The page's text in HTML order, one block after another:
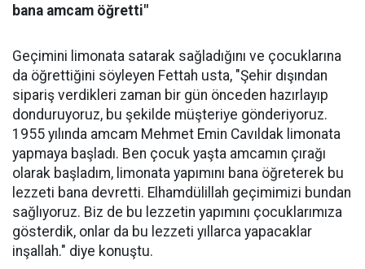
bana amcam öğretti"
Geçimini limonata satarak sağladığını ve çocuklarına
da öğrettiğini söyleyen Fettah usta, "Şehir dışından
sipariş verdikleri zaman bir gün önceden hazırlayıp
donduruyoruz, bu şekilde müşteriye gönderiyoruz.
1955 yılında amcam Mehmet Emin Cavıldak limonata
yapmaya başladı. Ben çocuk yaşta amcamın çırağı
olarak başladım, limonata yapımını bana öğreterek bu
lezzeti bana devretti. Elhamdülillah geçimimizi bundan
sağlıyoruz. Biz de bu lezzetin yapımını çocuklarımıza
gösterdik, onlar da bu lezzeti yıllarca yapacaklar
inşallah." diye konuştu.